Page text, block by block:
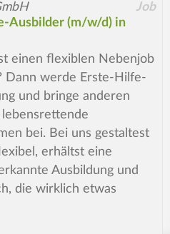
Job
Ausbilder (m/w/d) in
einen flexiblen Nebenjob
Dann werde Erste-Hilfe-
und bringe anderen
bei. Bei uns gestaltest
erhältst eine
Ausbildung und
die wirklich etwas